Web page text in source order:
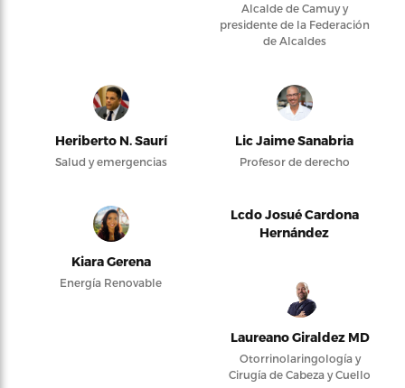
Alcalde de Camuy y
presidente de la Federación
de Alcaldes
Heriberto N. Saurí
Salud y emergencias
Lic Jaime Sanabria
Profesor de derecho
Kiara Gerena
Energía Renovable
Lcdo Josué Cardona
Hernández
Laureano Giraldez MD
Otorrinolaringología y
Cirugía de Cabeza y Cuello